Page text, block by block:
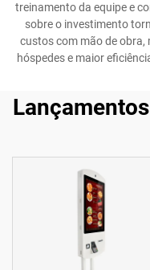
treinamento da equipe e
sobre o investimento
custos com mão de obra,
hóspedes e maior